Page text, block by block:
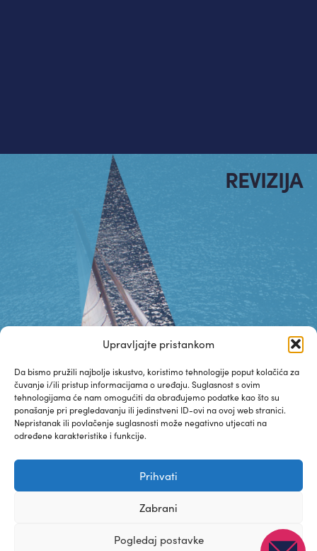
Upravljajte pristankom
Da bismo pružili najbolje iskustvo, koristimo tehnologije poput kolačića za
čuvanje i/ili pristup informacijama o uređaju. Suglasnost s ovim
tehnologijama će nam omogućiti da obrađujemo podatke kao što su
ponašanje pri pregledavanju ili jedinstveni ID-ovi na ovoj web stranici.
Nepristanak ili povlačenje suglasnosti može negativno utjecati na
određene karakteristike i funkcije.
Prihvati
Zabrani
Pogledaj postavke
REVIZIJA